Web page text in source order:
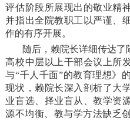
评估阶段所展现出的敬业精
并指出全院教职工以严谨、
作的有序开展。
随后，赖院长详细传达了
高校中层以上干部会议上所
与“千人千面”的教育理想》
现状，赖院长深入剖析了大
业盲选、择业盲从、教学资
源不均衡、教与学方法缺乏